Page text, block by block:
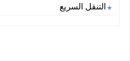
التنقل السريع